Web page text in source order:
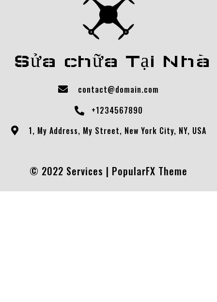
Sửa chữa Tại Nhà
contact@domain.com
+1234567890
1, My Address, My Street, New York City, NY, USA
© 2022 Services | PopularFX Theme